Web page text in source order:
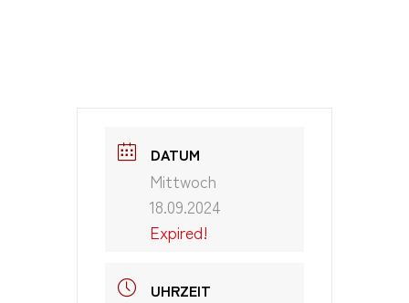
DATUM
Mittwoch
18.09.2024
Expired!
UHRZEIT